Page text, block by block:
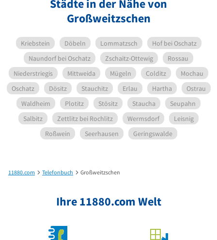
Städte in der Nähe von
Großweitzschen
Kriebstein Döbeln Lommatzsch
Hof bei Oschatz
Naundorf bei Oschatz
Zschaitz-Ottewig
Rossau
Niederstriegis
Mittweida Mügeln Colditz
Mochau
Oschatz
Dösitz Stauchitz Erlau Hartha
Ostrau
Waldheim
Plotitz Stösitz Staucha
Seupahn
Salbitz
Zettlitz bei Rochlitz Wermsdorf
Leisnig
Roßwein
Seerhausen Geringswalde
11880.com Telefonbuch Großweitzschen
Ihre 11880.com Welt